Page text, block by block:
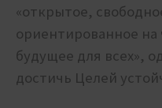
«открытое,
ориентированное
будущее для всех»,
достичь Целей